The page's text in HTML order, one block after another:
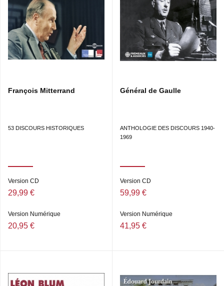
François Mitterrand
53 DISCOURS HISTORIQUES
Version CD
29,99 €
Version Numérique
20,95 €
Général de Gaulle
ANTHOLOGIE DES DISCOURS 1940-
1969
Version CD
59,99 €
Version Numérique
41,95 €